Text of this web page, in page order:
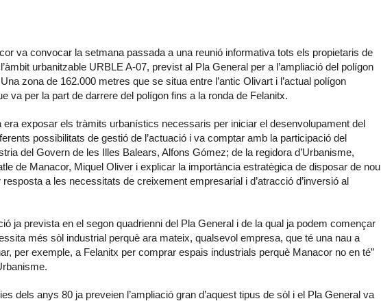
va convocar la setmana passada a una reunió informativa tots els propietaris de
urbanitzable URBLE A-07, previst al Pla General per a l’ampliació del polígon
zona de 162.000 metres que se situa entre l’antic Olivart i l’actual polígon
va per la part de darrere del polígon fins a la ronda de Felanitx.
era exposar els tràmits urbanístics necessaris per iniciar el desenvolupament del
possibilitats de gestió de l’actuació i va comptar amb la participació del
del Govern de les Illes Balears, Alfons Gómez; de la regidora d’Urbanisme,
de Manacor, Miquel Oliver i explicar la importància estratègica de disposar de nou
a les necessitats de creixement empresarial i d’atracció d’inversió al
ja prevista en el segon quadrienni del Pla General i de la qual ja podem començar
més sòl industrial perquè ara mateix, qualsevol empresa, que té una nau a
per exemple, a Felanitx per comprar espais industrials perquè Manacor no en té”
dels anys 80 ja preveien l’ampliació gran d’aquest tipus de sòl i el Pla General va